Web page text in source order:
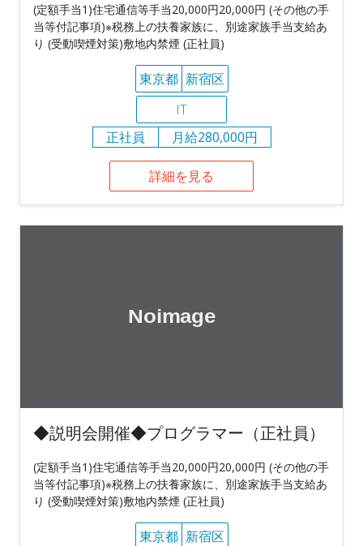
(定額手当1)住宅通信等手当20,000円20,000円 (その他の手
当等付記事項)※税務上の扶養家族に、別途家族手当支給あ
り (受動喫煙対策)敷地内禁煙 (正社員)
東京都 新宿区
IT
正社員
月給280,000円
詳細を見る
◆説明会開催◆プログラマー（正社員）
(定額手当1)住宅通信等手当20,000円20,000円 (その他の手
当等付記事項)※税務上の扶養家族に、別途家族手当支給あ
り (受動喫煙対策)敷地内禁煙 (正社員)
東京都 新宿区